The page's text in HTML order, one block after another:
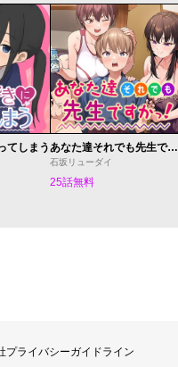
てしまう あなた達それでも先生ですかっ！
石坂リューダイ
25話無料
ャンプ
プライバシーガイドライン